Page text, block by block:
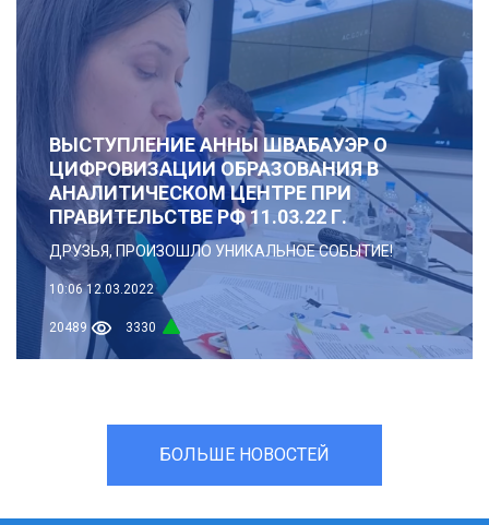
ВЫСТУПЛЕНИЕ АННЫ ШВАБАУЭР О
ЦИФРОВИЗАЦИИ ОБРАЗОВАНИЯ В
АНАЛИТИЧЕСКОМ ЦЕНТРЕ ПРИ
ПРАВИТЕЛЬСТВЕ РФ 11.03.22 Г.
ДРУЗЬЯ, ПРОИЗОШЛО УНИКАЛЬНОЕ СОБЫТИЕ!
10:06 12.03.2022
20489 3330
БОЛЬШЕ НОВОСТЕЙ